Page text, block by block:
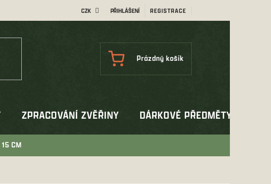
CZK PŘIHLÁŠENÍ REGISTRACE
NÁKUPNÍ
Prázdný košík
ZPRACOVÁNÍ ZVĚŘINY DÁRKOVÉ PŘEDMĚTY
CM